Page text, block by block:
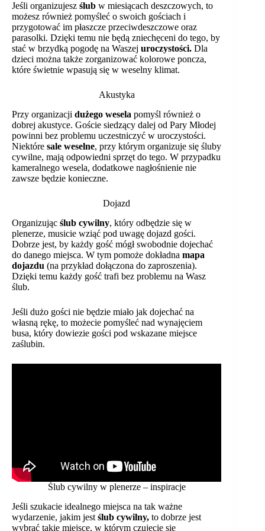
Jeśli organizujesz ślub w miesiącach deszczowych, to
możesz również pomyśleć o swoich gościach i
przygotować im płaszcze przeciwdeszczowe oraz
parasolki. Dzięki temu nie będą zniechęceni do tego, by
stać w brzydką pogodę na Waszej uroczystości. Dla
dzieci można także zorganizować kolorowe poncza,
które świetnie wpasują się w weselny klimat.
Akustyka
Przy organizacji dużego wesela pomyśl również o
dobrej akustyce. Goście siedzący dalej od Pary Młodej
powinni bez problemu uczestniczyć w uroczystości.
Niektóre sale weselne, przy którym organizuje się śluby
cywilne, mają odpowiedni sprzęt do tego. W przypadku
kameralnego wesela, dodatkowe nagłośnienie nie
zawsze będzie konieczne.
Dojazd
Organizując ślub cywilny, który odbędzie się w
plenerze, musicie wziąć pod uwagę dojazd gości.
Dobrze jest, by każdy gość mógł swobodnie dojechać
do danego miejsca. W tym pomoże dokładna mapa
dojazdu (na przykład dołączona do zaproszenia).
Dzięki temu każdy gość trafi bez problemu na Wasz
ślub.
Jeśli dużo gości nie będzie miało jak dojechać na
własną rękę, to możecie pomyśleć nad wynajęciem
busa, który dowiezie gości pod wskazane miejsce
zaślubin.
Ślub cywilny w plenerze – inspiracje
Jeśli szukacie idealnego miejsca na tak ważne
wydarzenie, jakim jest ślub cywilny, to dobrze jest
wybrać takie miejsce, w którym czujecie się